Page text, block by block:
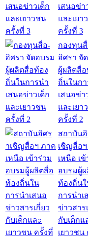
เสนอข่า
และเยา
ครั้งที่ 3
กองทุน
อิศรา จั
ผู้ผลิตสื่อ
ถิ่นในก
เสนอข่า
และเยา
ครั้งที่ 2
สถาบัน
เชิญสื่อ
เหนือ เ
อบรมผู้
ท้องถิ่น
การนำเ
ข่าวสาร
กับเด็กแ
เยาวชน